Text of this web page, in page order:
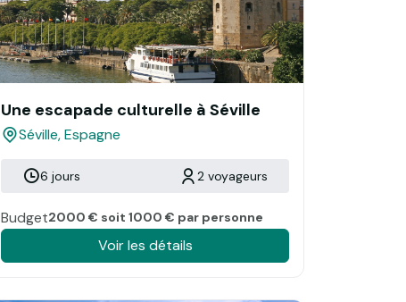
Une escapade culturelle à Séville
Séville, Espagne
6 jours 2 voyageurs
Budget2000 € soit 1000 € par personne
Voir les détails